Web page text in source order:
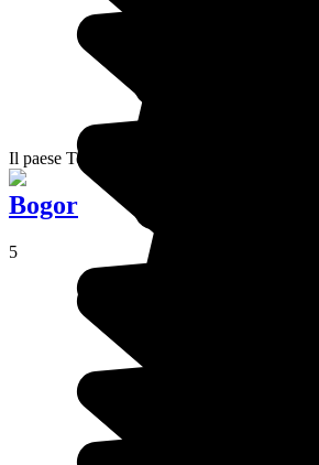
Il paese Toraja, un mondo e una cultura unici!
Bogor
5